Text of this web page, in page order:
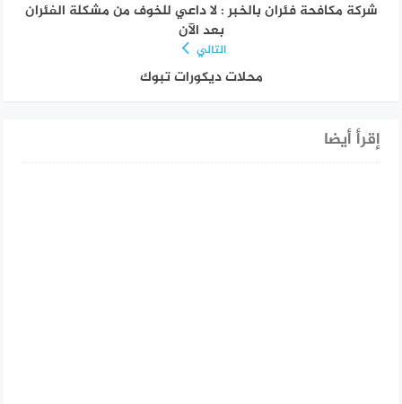
شركة مكافحة فئران بالخبر : لا داعي للخوف من مشكلة الفئران
بعد الآن
التالي
محلات ديكورات تبوك
إقرأ أيضا